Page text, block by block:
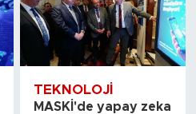
TEKNOLOJI
MASKİ'de yapay zeka